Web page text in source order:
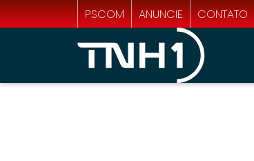
PSCOM ANUNCIE CONTATO